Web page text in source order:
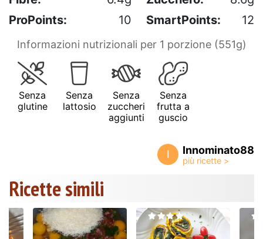
ProPoints:
10 SmartPoints: 12
Informazioni nutrizionali per 1 porzione (551g)
Senza
glutine
Senza
lattosio
Senza
zuccheri
aggiunti
Senza
frutta a
guscio
I Innominato88
Ricette simili